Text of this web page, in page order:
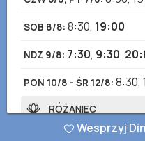
SOB 8/8: 8:30, 19:00
NDZ 9/8: 7:30, 9:30,
PON 10/8 - ŚR 12/8: 8:30,
RÓŻANIEC
CZW 6/8 - SOB 8/8 :18:15
Wesprzyj